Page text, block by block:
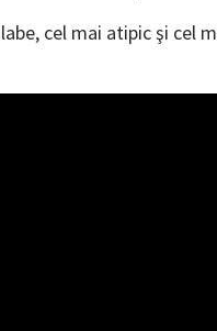
cel mai atipic şi cel